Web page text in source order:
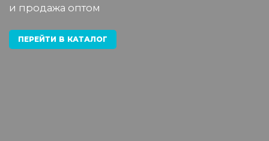
и продажа оптом
ПЕРЕЙТИ В КАТАЛОГ